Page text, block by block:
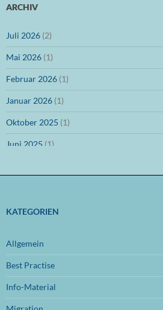
ARCHIV
Juli 2026 (2)
Mai 2026 (1)
Februar 2026 (1)
Januar 2026 (1)
Oktober 2025 (1)
Juni 2025 (1)
November 2024
KATEGORIEN
Allgemein
Best Practise
Info-Material